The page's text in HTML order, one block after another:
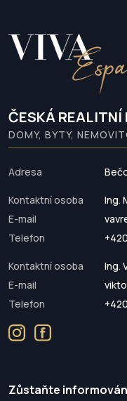
ČESKÁ REALITNÍ
DOMY, BYTY,
Adresa
Kontaktní osoba
Ing.
E-mail
Telefon
Kontaktní osoba
Ing.
E-mail
Telefon
Zůstaňte